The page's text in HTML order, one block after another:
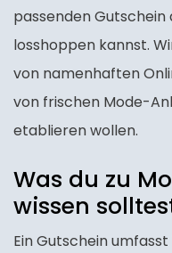
passenden Gutschein
losshoppen kannst.
von namenhaften
von frischen Mode-
etablieren wollen.
Was du zu
wissen
Ein Gutschein